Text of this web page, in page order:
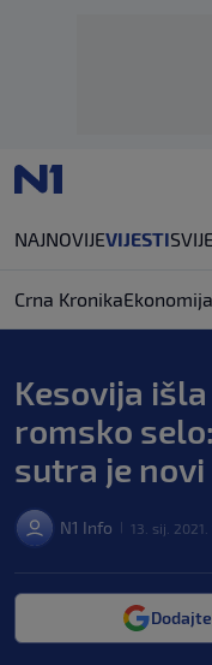
NAJNOVIJEVIJESTI
Crna KronikaEkonomija
Kesovija
romsko
sutra je novi
N1 Info 13. sij. 2021.